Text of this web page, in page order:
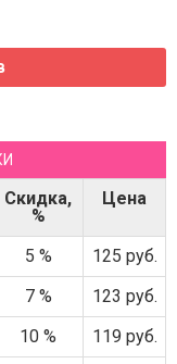
Скидка,
%
Цена
5 %
125 руб.
7 %
123 руб.
10 %
119 руб.